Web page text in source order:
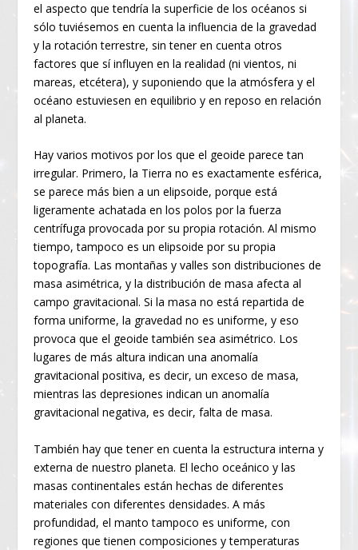
el aspecto que tendría la superficie de los océanos si
sólo tuviésemos en cuenta la influencia de la gravedad
y la rotación terrestre, sin tener en cuenta otros
factores que sí influyen en la realidad (ni vientos, ni
mareas, etcétera), y suponiendo que la atmósfera y el
océano estuviesen en equilibrio y en reposo en relación
al planeta.
Hay varios motivos por los que el geoide parece tan
irregular. Primero, la Tierra no es exactamente esférica,
se parece más bien a un elipsoide, porque está
ligeramente achatada en los polos por la fuerza
centrífuga provocada por su propia rotación. Al mismo
tiempo, tampoco es un elipsoide por su propia
topografía. Las montañas y valles son distribuciones de
masa asimétrica, y la distribución de masa afecta al
campo gravitacional. Si la masa no está repartida de
forma uniforme, la gravedad no es uniforme, y eso
provoca que el geoide también sea asimétrico. Los
lugares de más altura indican una anomalía
gravitacional positiva, es decir, un exceso de masa,
mientras las depresiones indican un anomalía
gravitacional negativa, es decir, falta de masa.
También hay que tener en cuenta la estructura interna y
externa de nuestro planeta. El lecho oceánico y las
masas continentales están hechas de diferentes
materiales con diferentes densidades. A más
profundidad, el manto tampoco es uniforme, con
regiones que tienen composiciones y temperaturas